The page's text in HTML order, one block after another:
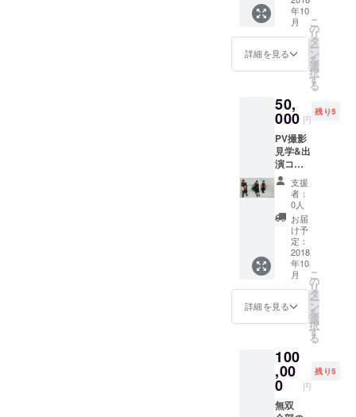
イー招
待状10
月20日
(土)
者限定
のライ
ブ＆
パーテ
イーで
す T
シャツ
ボデ
イ
printsta
000856
-CVT5.6
オンス
１サイ
ズ大き
目でSが
イ色
アッ
シュ
（白
杢）、
クレッ
トにお
名前記
載 ・T
シャツ
(新柄、
はS,M,L
より選
択でき
ます）
・リ
リース
ライブ
＆パー
テイー
招待
状 10
月20日
(土)
新宿
SUNFA
CE 購入
者限定
イーで
す ・
Maho直
筆キャ
ラパー
年10
月
詳細を見る
こ
の
リ
タ
ー
ン
を
選
択
す
る
50,
000 円
残り5
PV撮影
見学&出
演コー
ス ・1st
アルバ
ムCD ・
新曲
PV（DV
D） ・
CDブッ
クレッ
トにお
名前記
載 ・T
シャツ
(新柄、
はS,M,L
より選
択でき
ます）
・リ
支援
者：
0人
お届
け予
定：
2018
年10
月
詳細を見る
こ
の
リ
タ
ー
ン
を
選
択
す
る
100
,00
0 円
残り5
無双